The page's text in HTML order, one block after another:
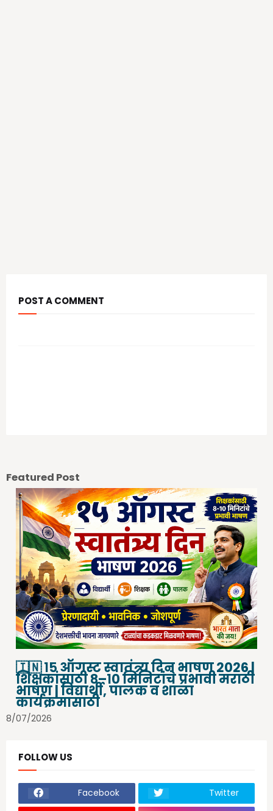
POST A COMMENT
Featured Post
🇮🇳 १५ ऑगस्ट स्वातंत्र्य दिन भाषण 2026 |
शिक्षकांसाठी ८–१० मिनिटांचे प्रभावी मराठी
भाषण | विद्यार्थी, पालक व शाळा
कार्यक्रमासाठी
8/07/2026
FOLLOW US
Facebook
Twitter